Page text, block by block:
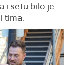
i setu bilo je
tima.